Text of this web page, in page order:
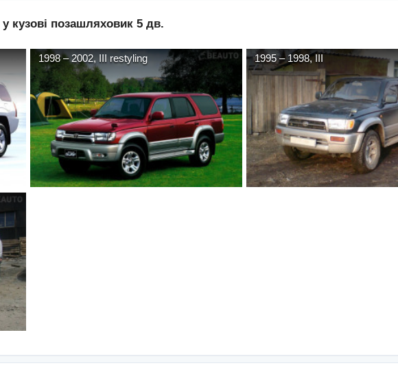
у кузові позашляховик 5 дв.
1998– 2002, III restyling 1995–1998,III